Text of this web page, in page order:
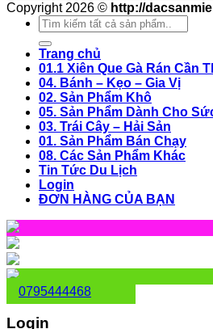
Copyright 2026 © http://
Search
for:
Trang chủ
01.1 Xiên Que Gà Rán Cần
04. Bánh – Kẹo – Gia Vị
02. Sản Phẩm Khô
05. Sản Phẩm Dành Cho
03. Trái Cây – Hải Sản
01. Sản Phẩm Bán Chạy
08. Các Sản Phẩm Khác
Tin Tức Du Lịch
Login
ĐƠN HÀNG CỦA BẠN
0795444468
Login